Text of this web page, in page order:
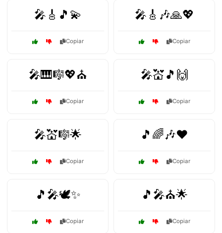
🎤🎸🎵💫
Copiar
🎤🎸🎶🙏💖
Copiar
🎤🎹🎼💖⛪
Copiar
🎤💒🎵🙌
Copiar
🎤💒🎼🌟
Copiar
🎵🌈🎶❤️
Copiar
🎵🎤🕊️✨
Copiar
🎵🎤⛪🌟
Copiar